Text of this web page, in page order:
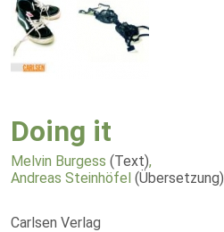
Doing it
Melvin Burgess (Text),
Andreas Steinhöfel (Übersetzung)
Carlsen Verlag